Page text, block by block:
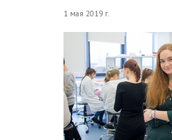
1 мая 2019 г.